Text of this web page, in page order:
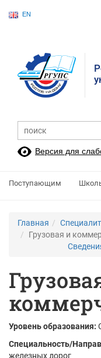
EN
Версия для
Поступающим
Главная
Грузовая и
Уровень образования:
Специальность/
железных дорог